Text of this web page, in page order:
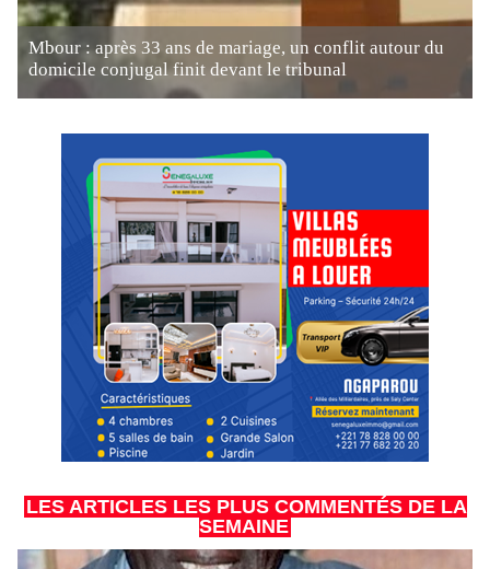
Mbour : après 33 ans de mariage, un conflit autour du
domicile conjugal finit devant le tribunal
LES ARTICLES LES PLUS COMMENTÉS DE LA
SEMAINE